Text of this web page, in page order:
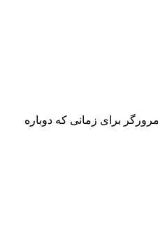
برای زمانی که دوباره